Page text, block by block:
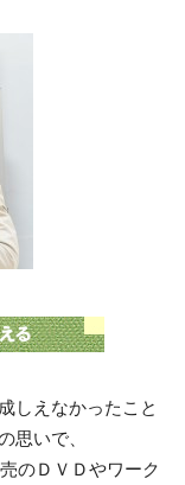
しえなかったこと
思いで、
のＤＶＤやワーク